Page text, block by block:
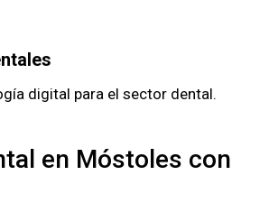
digital para el sector dental.
en Móstoles con